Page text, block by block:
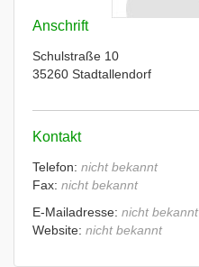
Anschrift
Schulstraße 10
35260 Stadtallendorf
Kontakt
Telefon: nicht bekannt
Fax: nicht bekannt
E-Mailadresse: nicht bekannt
Website: nicht bekannt